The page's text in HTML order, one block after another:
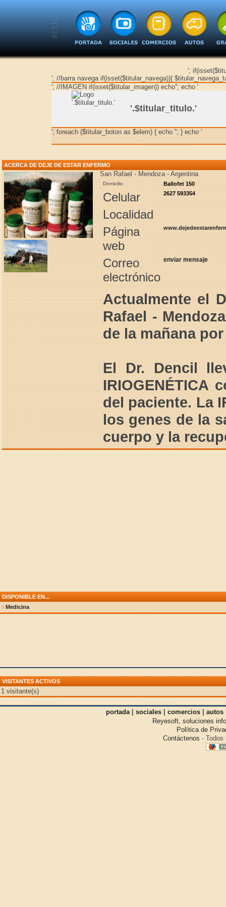
';
'; //barra navega if(isset($titular_navega)){
'; //IMAGEN if(isset($titular_imagen)) echo''; echo '
'.$titular_titulo.'
'; foreach ($titular_boton as $elem) { echo ''; } echo '
ACERCA DE DEJE DE ESTAR ENFERMO
San Rafael - Mendoza - Argentina
Domicilio Ballofet 150
Celular 2627 593354
Localidad
Página
web
Correo
electrónico
enviar mensaje
Actualmente el
Rafael -
de la mañana
El Dr. Dencil
IRIOGENÉTICA
del paciente. La
los genes de la
cuerpo y la
DISPONIBLE EN...
Medicina
VISITANTES ACTIVOS
1 visitante(s)
portada | sociales | comercios | autos
Reyesoft, soluciones
Política de
Contáctenos - Todos